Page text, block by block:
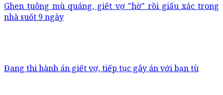
Ghen tuông mù quáng, giết vợ "hờ" rồi giấu xác trong
nhà suốt 9 ngày
Đang thi hành án giết vợ, tiếp tục gây án với bạn tù